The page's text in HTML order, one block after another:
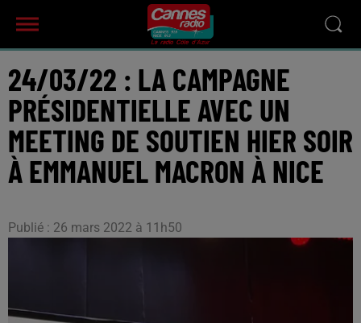
24/03/22 : LA CAMPAGNE
PRÉSIDENTIELLE AVEC UN
MEETING DE SOUTIEN HIER SOIR
À EMMANUEL MACRON À NICE
Publié : 26 mars 2022 à 11h50